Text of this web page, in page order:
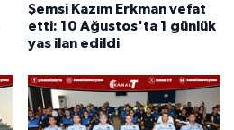
Şemsi Kazım Erkman vefat
etti: 10 Ağustos'ta 1 günlük
yas ilan edildi